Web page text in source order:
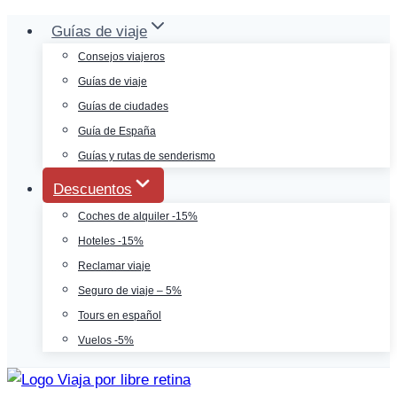
Saltar
contenido
Guías de viaje
Consejos viajeros
Guías de viaje
Guías de ciudades
Guía de España
Guías y rutas de senderismo
Descuentos
Coches de alquiler -15%
Hoteles -15%
Reclamar viaje
Seguro de viaje – 5%
Tours en español
Vuelos -5%